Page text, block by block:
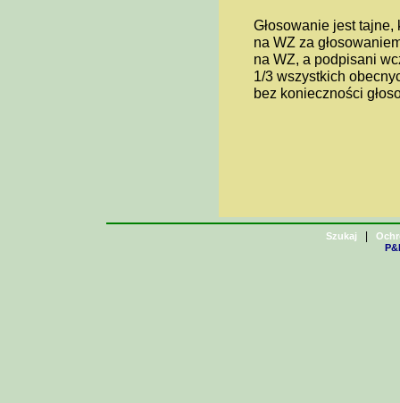
Głosowanie jest
na WZ za
na WZ, a podpisani
1/3 wszystkich
bez konieczności
Szukaj